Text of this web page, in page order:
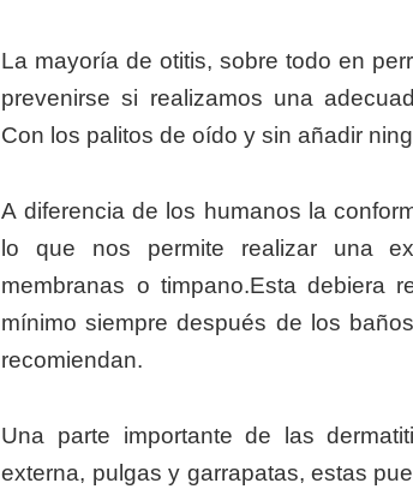
La mayoría de otitis, sobre todo en
prevenirse si realizamos una
Con los palitos de oído y sin añadir
A diferencia de los humanos la
lo que nos permite realizar una
membranas o timpano.Esta debiera
mínimo siempre después de los
recomiendan.
Una parte importante de las
externa, pulgas y garrapatas, estas